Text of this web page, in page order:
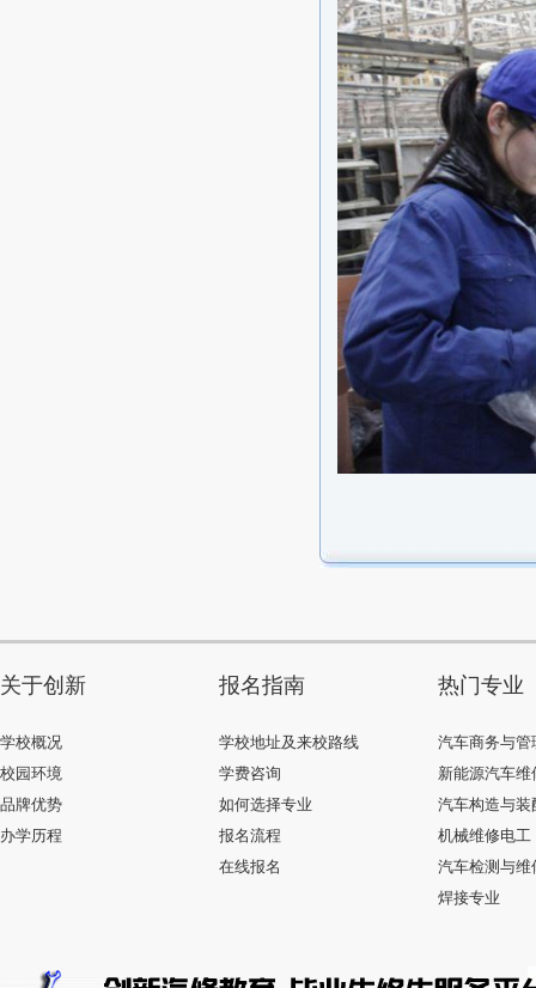
关于创新
学校概况
校园环境
品牌优势
办学历程
报名指南
学校地址及来校路线
学费咨询
如何选择专业
报名流程
在线报名
热门专业
汽车商务与管
新能源汽车维
汽车构造与装
机械维修电工
汽车检测与维
焊接专业